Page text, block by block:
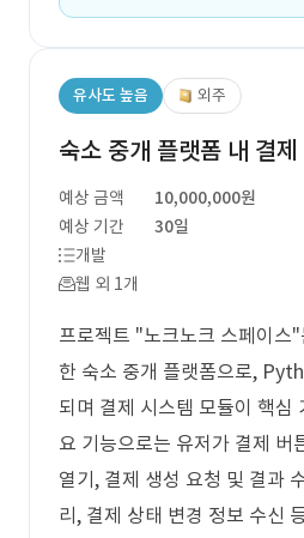
유사도 높음 외주
숙소 중개 플랫폼 내 결
예상 금액
10,000,000원
예상 기간
30일
개발
웹 외 1개
프로젝트 "노크노크 스페이스"
한 숙소 중개 플랫폼으로,
되며 결제 시스템 모듈이 핵심
요 기능으로는 유저가 결제 버
열기, 결제 생성 요청 및 결과
리, 결제 상태 변경 정보 수신